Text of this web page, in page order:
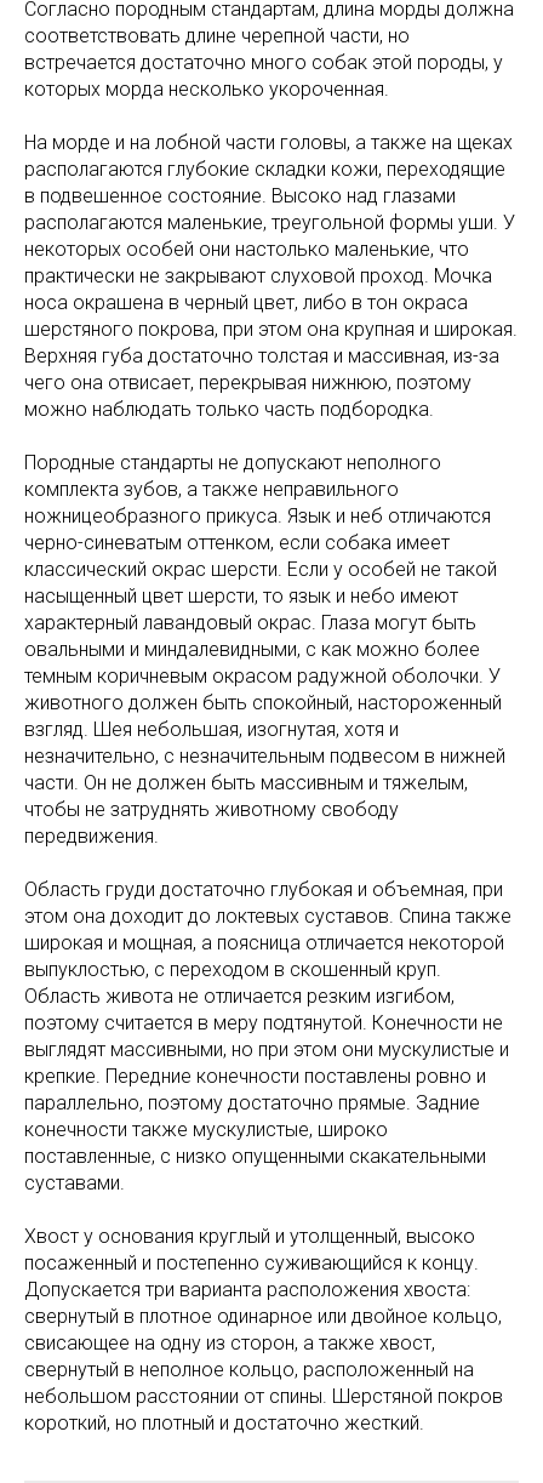
Согласно породным стандартам, длина морды должна
соответствовать длине черепной части, но
встречается достаточно много собак этой породы, у
которых морда несколько укороченная.
На морде и на лобной части головы, а также на щеках
располагаются глубокие складки кожи, переходящие
в подвешенное состояние. Высоко над глазами
располагаются маленькие, треугольной формы уши. У
некоторых особей они настолько маленькие, что
практически не закрывают слуховой проход. Мочка
носа окрашена в черный цвет, либо в тон окраса
шерстяного покрова, при этом она крупная и широкая.
Верхняя губа достаточно толстая и массивная, из-за
чего она отвисает, перекрывая нижнюю, поэтому
можно наблюдать только часть подбородка.
Породные стандарты не допускают неполного
комплекта зубов, а также неправильного
ножницеобразного прикуса. Язык и неб отличаются
черно-синеватым оттенком, если собака имеет
классический окрас шерсти. Если у особей не такой
насыщенный цвет шерсти, то язык и небо имеют
характерный лавандовый окрас. Глаза могут быть
овальными и миндалевидными, с как можно более
темным коричневым окрасом радужной оболочки. У
животного должен быть спокойный, настороженный
взгляд. Шея небольшая, изогнутая, хотя и
незначительно, с незначительным подвесом в нижней
части. Он не должен быть массивным и тяжелым,
чтобы не затруднять животному свободу
передвижения.
Область груди достаточно глубокая и объемная, при
этом она доходит до локтевых суставов. Спина также
широкая и мощная, а поясница отличается некоторой
выпуклостью, с переходом в скошенный круп.
Область живота не отличается резким изгибом,
поэтому считается в меру подтянутой. Конечности не
выглядят массивными, но при этом они мускулистые и
крепкие. Передние конечности поставлены ровно и
параллельно, поэтому достаточно прямые. Задние
конечности также мускулистые, широко
поставленные, с низко опущенными скакательными
суставами.
Хвост у основания круглый и утолщенный, высоко
посаженный и постепенно суживающийся к концу.
Допускается три варианта расположения хвоста:
свернутый в плотное одинарное или двойное кольцо,
свисающее на одну из сторон, а также хвост,
свернутый в неполное кольцо, расположенный на
небольшом расстоянии от спины. Шерстяной покров
короткий, но плотный и достаточно жесткий.